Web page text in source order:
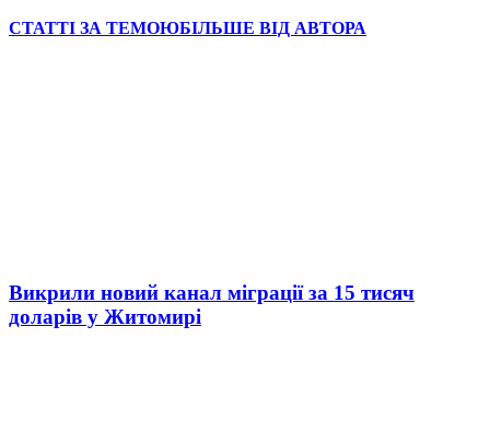
СТАТТІ ЗА ТЕМОЮБІЛЬШЕ ВІД АВТОРА
Викрили новий канал міграції за 15 тисяч
доларів у Житомирі